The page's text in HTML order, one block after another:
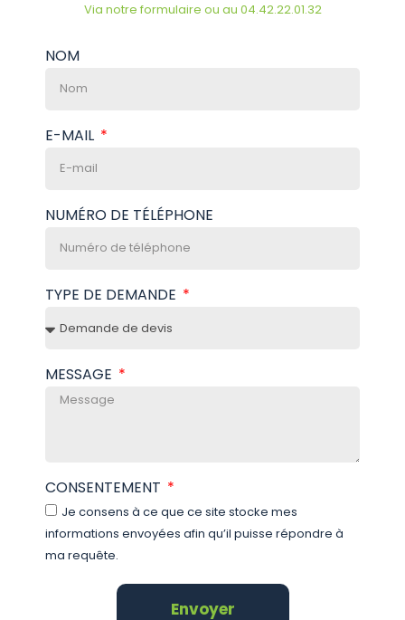
Via notre formulaire ou au 04.42.22.01.32
NOM
E-MAIL
NUMÉRO DE TÉLÉPHONE
TYPE DE DEMANDE
MESSAGE
CONSENTEMENT
Je consens à ce que ce site stocke mes
informations envoyées afin qu’il puisse répondre à
ma requête.
Envoyer